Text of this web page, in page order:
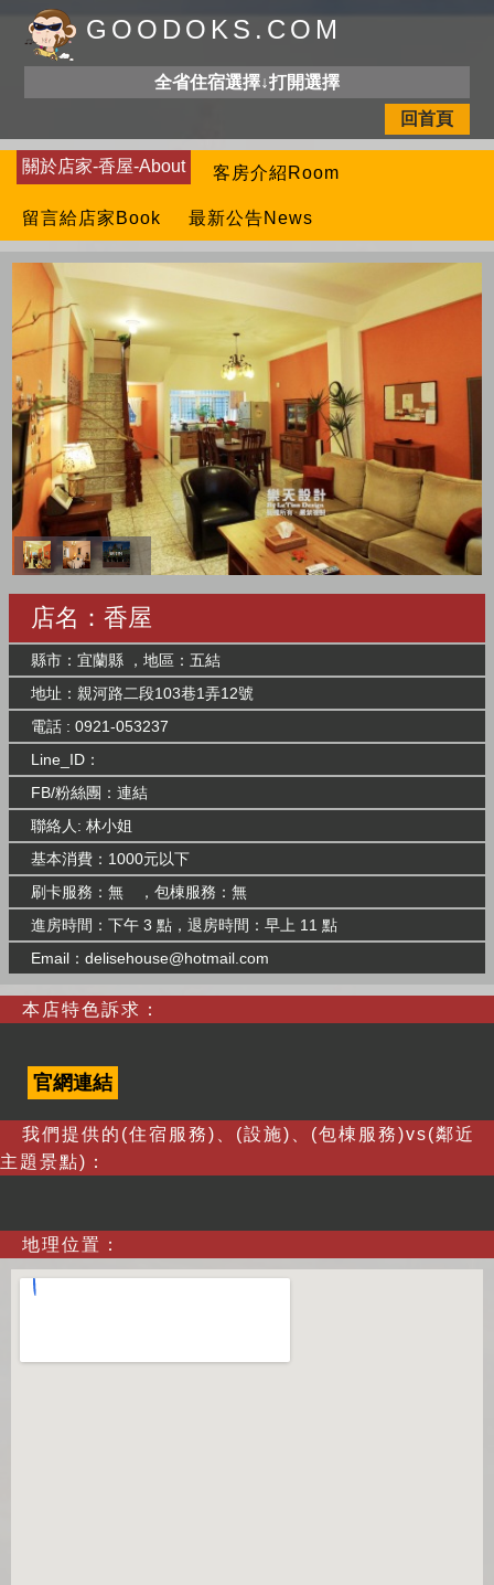
GOODOKS.COM
全省住宿選擇↓打開選擇
回首頁
關於店家-香屋-About 客房介紹Room
留言給店家Book 最新公告News
店名：香屋
縣市：宜蘭縣 ，地區：五結
地址：親河路二段103巷1弄12號
電話 : 0921-053237
Line_ID：
FB/粉絲團： 連結
聯絡人: 林小姐
基本消費：1000元以下
刷卡服務：無 ，包棟服務：無
進房時間：下午 3 點，退房時間：早上 11 點
Email： delisehouse@hotmail.com
本店特色訴求：
官網連結
我們提供的(住宿服務)、(設施)、(包棟服務)vs(鄰近
主題景點)：
地理位置：